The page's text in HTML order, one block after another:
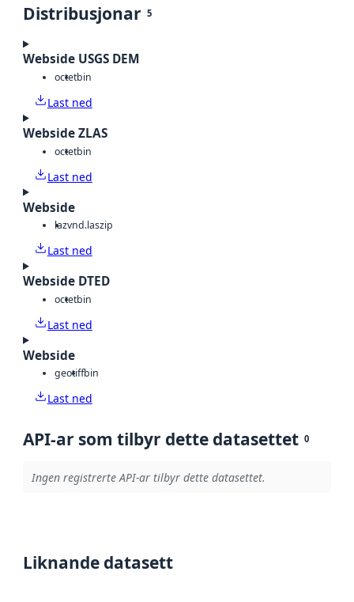
Distribusjonar 5
Webside USGS DEM
octetbin
Last ned
Webside ZLAS
octetbin
Last ned
Webside
lazvnd.laszip
Last ned
Webside DTED
octetbin
Last ned
Webside
geotiffbin
Last ned
API-ar som tilbyr dette datasettet 0
Ingen registrerte API-ar tilbyr dette datasettet.
Liknande datasett